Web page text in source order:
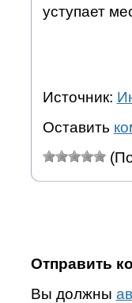
уступает
Источник:
Оставить
Отправить
Вы должны